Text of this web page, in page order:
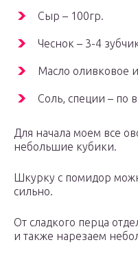
Сыр – 100гр.
Чеснок – 3-4
Масло оливковое
Соль, специи – по
Для начала моем все
небольшие кубики.
Шкурку с помидор
сильно.
От сладкого перца
и также нарезаем